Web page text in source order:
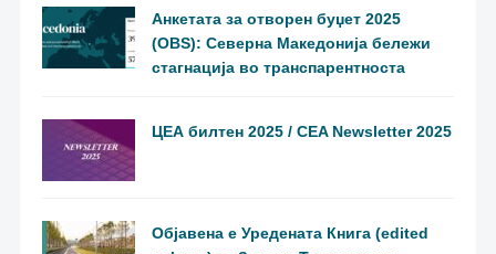
Анкетата за отворен буџет 2025
(OBS): Северна Македонија бележи
стагнација во транспарентноста
ЦЕА билтен 2025 / CEA Newsletter 2025
Објавена е Уредената Книга (edited